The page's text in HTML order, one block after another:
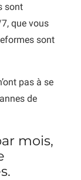
sont
que vous
sont
pas à se
de
mois,